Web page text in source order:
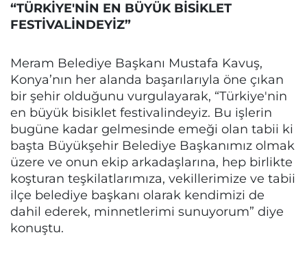
“TÜRKİYE'NİN EN BÜYÜK BİSİKLET
FESTİVALİNDEYİZ”
Meram Belediye Başkanı Mustafa Kavuş,
Konya’nın her alanda başarılarıyla öne çıkan
bir şehir olduğunu vurgulayarak, “Türkiye'nin
en büyük bisiklet festivalindeyiz. Bu işlerin
bugüne kadar gelmesinde emeği olan tabii ki
başta Büyükşehir Belediye Başkanımız olmak
üzere ve onun ekip arkadaşlarına, hep birlikte
koşturan teşkilatlarımıza, vekillerimize ve tabii
ilçe belediye başkanı olarak kendimizi de
dahil ederek, minnetlerimi sunuyorum” diye
konuştu.